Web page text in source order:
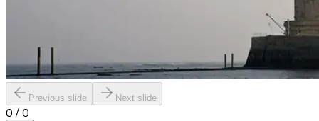
Previous slide Next slide
0 / 0